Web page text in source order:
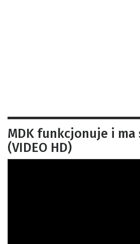
MDK funkcjonuje i ma
(VIDEO HD)